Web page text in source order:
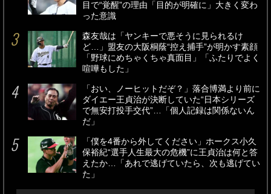
目で“覚醒”の理由「目的が明確に」大きく変わ
った意識
森友哉は「ヤンキーで悪そうに見られるけ
ど…」盟友の大阪桐蔭“控え捕手”が明かす素顔
「野球にめちゃくちゃ真面目」「ふたりでよく
喧嘩もした」
「おい、ノーヒットだぞ？」落合博満より前に
ダイエー王貞治が決断していた“日本シリーズ
で無安打投手交代”…「個人記録は関係ないん
だ」
「僕を4番から外してください」ホークス小久
保裕紀“選手人生最大の危機”に王貞治は何と答
えたか…「あれで逃げていたら、次も逃げてい
た」